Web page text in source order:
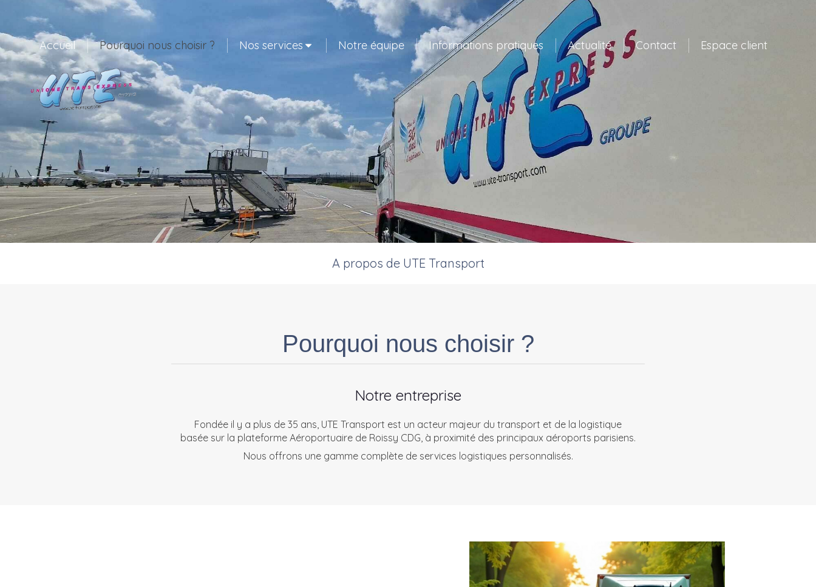
Accueil Pourquoi nous choisir ? Nos services Notre équipe Informations pratiques Actualité Contact Espace client
A propos de UTE Transport
Pourquoi nous choisir ?
Notre entreprise
Fondée il y a plus de 35 ans, UTE Transport est un acteur majeur du transport et de la logistique
basée sur la plateforme Aéroportuaire de Roissy CDG, à proximité des principaux aéroports parisiens.
Nous offrons une gamme complète de services logistiques personnalisés.